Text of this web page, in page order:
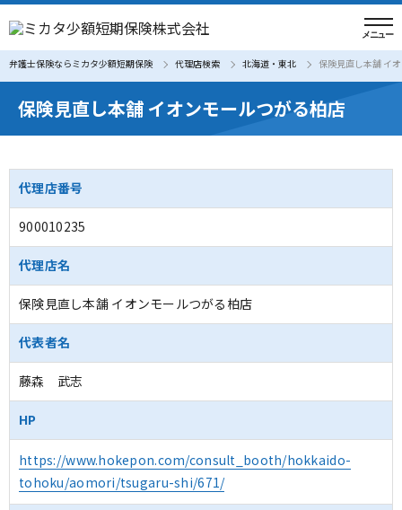
弁護士保険ならミカタ少額短期保険 代理店検索 北海道・東北 保険見直し本舗 イ
保険見直し本舗 イオンモールつがる柏店
代理店番号
900010235
代理店名
保険見直し本舗 イオンモールつがる柏店
代表者名
藤森 武志
HP
https://www.hokepon.com/consult_booth/hokkaido-
tohoku/aomori/tsugaru-shi/671/